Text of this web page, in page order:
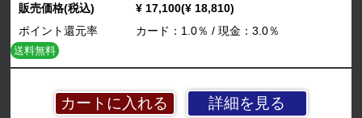
詳細を見る
販売価格(税込)
¥ 17,100(¥ 18,810)
ポイント還元率
カード：1.0％ / 現金：3.0％
送料無料